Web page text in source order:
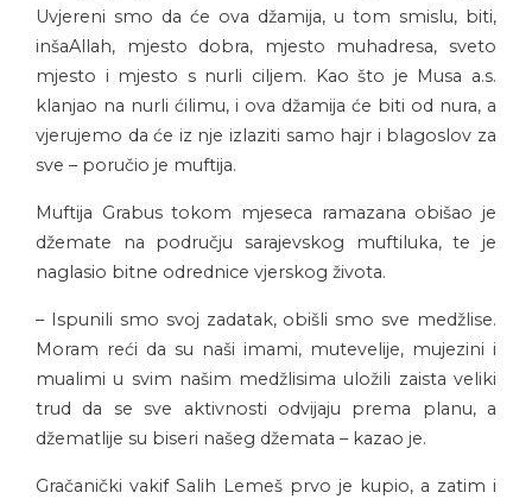
Uvjereni smo da će ova džamija, u tom smislu, biti,
inšaAllah, mjesto dobra, mjesto muhadresa, sveto
mjesto i mjesto s nurli ciljem. Kao što je Musa a.s.
klanjao na nurli ćilimu, i ova džamija će biti od nura, a
vjerujemo da će iz nje izlaziti samo hajr i blagoslov za
sve – poručio je muftija.
Muftija Grabus tokom mjeseca ramazana obišao je
džemate na području sarajevskog muftiluka, te je
naglasio bitne odrednice vjerskog života.
– Ispunili smo svoj zadatak, obišli smo sve medžlise.
Moram reći da su naši imami, mutevelije, mujezini i
mualimi u svim našim medžlisima uložili zaista veliki
trud da se sve aktivnosti odvijaju prema planu, a
džematlije su biseri našeg džemata – kazao je.
Gračanički vakif Salih Lemeš prvo je kupio, a zatim i